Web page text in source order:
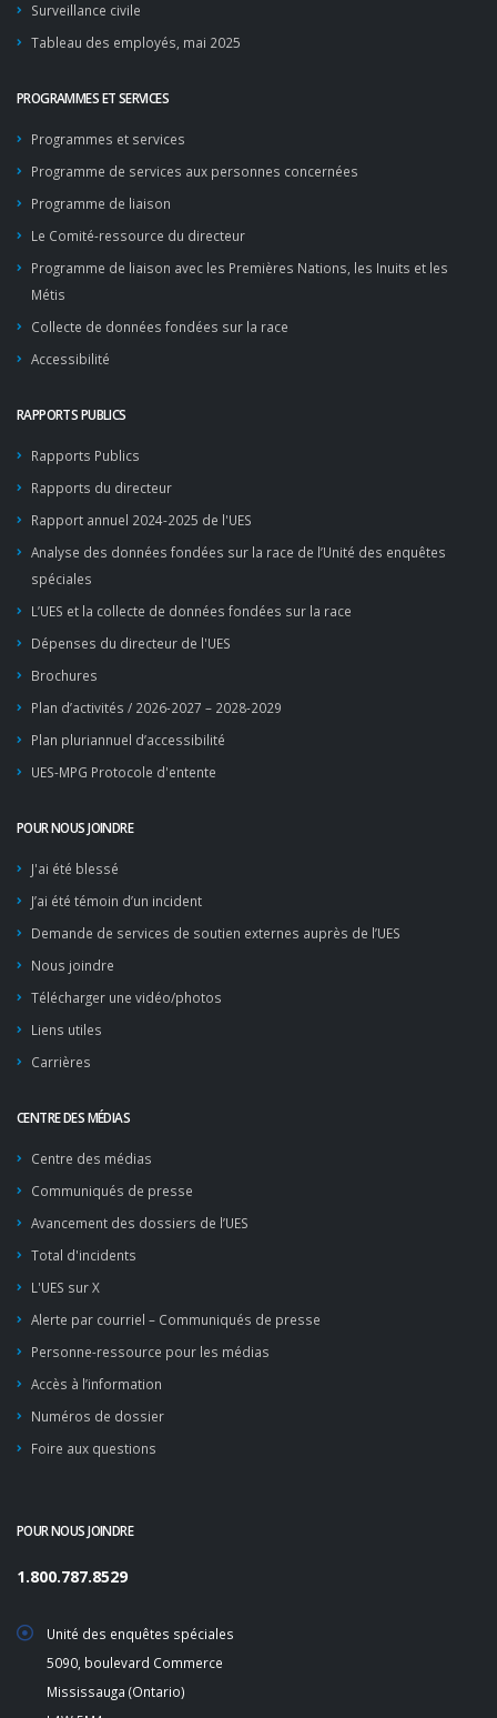
Surveillance civile
Tableau des employés, mai 2025
PROGRAMMES ET SERVICES
Programmes et services
Programme de services aux personnes concernées
Programme de liaison
Le Comité-ressource du directeur
Programme de liaison avec les Premières Nations, les Inuits et les
Métis
Collecte de données fondées sur la race
Accessibilité
RAPPORTS PUBLICS
Rapports Publics
Rapports du directeur
Rapport annuel 2024-2025 de l'UES
Analyse des données fondées sur la race de l’Unité des enquêtes
spéciales
L’UES et la collecte de données fondées sur la race
Dépenses du directeur de l'UES
Brochures
Plan d’activités / 2026-2027 – 2028-2029
Plan pluriannuel d’accessibilité
UES-MPG Protocole d'entente
POUR NOUS JOINDRE
J'ai été blessé
J’ai été témoin d’un incident
Demande de services de soutien externes auprès de l’UES
Nous joindre
Télécharger une vidéo/photos
Liens utiles
Carrières
CENTRE DES MÉDIAS
Centre des médias
Communiqués de presse
Avancement des dossiers de l’UES
Total d'incidents
L'UES sur X
Alerte par courriel – Communiqués de presse
Personne-ressource pour les médias
Accès à l’information
Numéros de dossier
Foire aux questions
POUR NOUS JOINDRE
1.800.787.8529
Unité des enquêtes spéciales
5090, boulevard Commerce
Mississauga (Ontario)